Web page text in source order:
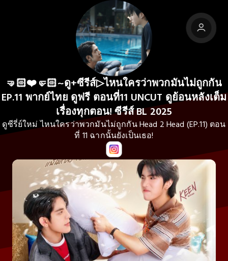
🤜🏻❤️🤛🏻~ดู+ซีรีส์▷ไหนใครว่าพวกมันไม่ถูกกัน
EP.11 พากย์ไทย ดูฟรี ตอนที่11 UNCUT ดูย้อนหลังเต็ม
เรื่องทุกตอน! ซีรีส์ BL 2025
ดูซีรี่ย์ใหม่ ไหนใครว่าพวกมันไม่ถูกกัน Head 2 Head (EP.11) ตอน
ที่ 11 ฉากนั้นยังเป็นเธอ!